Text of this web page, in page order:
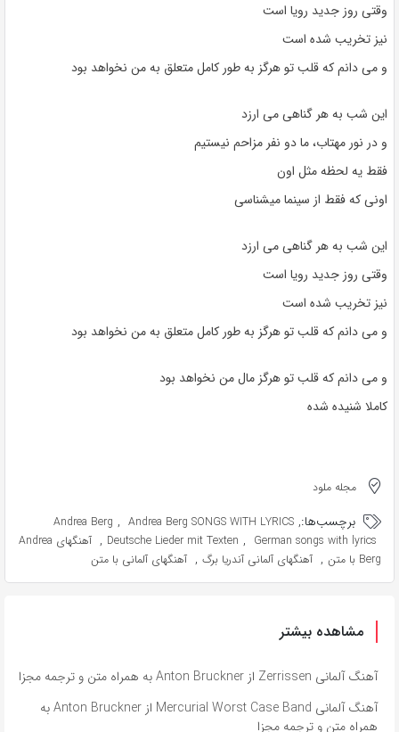
وقتی روز جدید رویا است
نیز تخریب شده است
و می دانم که قلب تو هرگز به طور کامل متعلق به من نخواهد بود
این شب به هر گناهی می ارزد
و در نور مهتاب، ما دو نفر مزاحم نیستیم
فقط یه لحظه مثل اون
اونی که فقط از سینما میشناسی
این شب به هر گناهی می ارزد
وقتی روز جدید رویا است
نیز تخریب شده است
و می دانم که قلب تو هرگز به طور کامل متعلق به من نخواهد بود
و می دانم که قلب تو هرگز مال من نخواهد بود
کاملا شنیده شده
مجله ملود
برچسب‌ها: Andrea Berg , Andrea Berg SONGS WITH LYRICS ,
Deutsche Lieder mit Texten , German songs with lyrics
,
آهنگهای Andrea
Berg با متن
, آهنگهای آلمانی آندریا برگ , آهنگهای آلمانی با متن
مشاهده بیشتر
آهنگ آلمانی Zerrissen از Anton Bruckner به همراه متن و ترجمه مجزا
آهنگ آلمانی Mercurial Worst Case Band از Anton Bruckner به
همراه متن و ترجمه مجزا